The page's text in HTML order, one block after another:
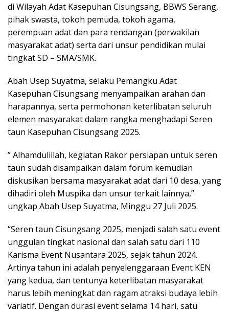
di Wilayah Adat Kasepuhan Cisungsang, BBWS Serang,
pihak swasta, tokoh pemuda, tokoh agama,
perempuan adat dan para rendangan (perwakilan
masyarakat adat) serta dari unsur pendidikan mulai
tingkat SD – SMA/SMK.
Abah Usep Suyatma, selaku Pemangku Adat
Kasepuhan Cisungsang menyampaikan arahan dan
harapannya, serta permohonan keterlibatan seluruh
elemen masyarakat dalam rangka menghadapi Seren
taun Kasepuhan Cisungsang 2025.
” Alhamdulillah, kegiatan Rakor persiapan untuk seren
taun sudah disampaikan dalam forum kemudian
diskusikan bersama masyarakat adat dari 10 desa, yang
dihadiri oleh Muspika dan unsur terkait lainnya,”
ungkap Abah Usep Suyatma, Minggu 27 Juli 2025.
“Seren taun Cisungsang 2025, menjadi salah satu event
unggulan tingkat nasional dan salah satu dari 110
Karisma Event Nusantara 2025, sejak tahun 2024.
Artinya tahun ini adalah penyelenggaraan Event KEN
yang kedua, dan tentunya keterlibatan masyarakat
harus lebih meningkat dan ragam atraksi budaya lebih
variatif. Dengan durasi event selama 14 hari, satu